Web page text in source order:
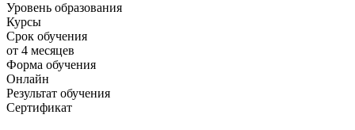
Уровень образования
Курсы
Срок обучения
от 4 месяцев
Форма обучения
Онлайн
Результат обучения
Сертификат